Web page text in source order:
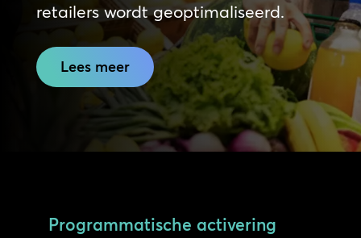
retailers wordt geoptimaliseerd.
Lees meer
Programmatische activering